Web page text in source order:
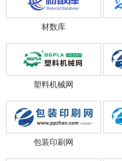
材数库
塑料机械网
包装印刷网